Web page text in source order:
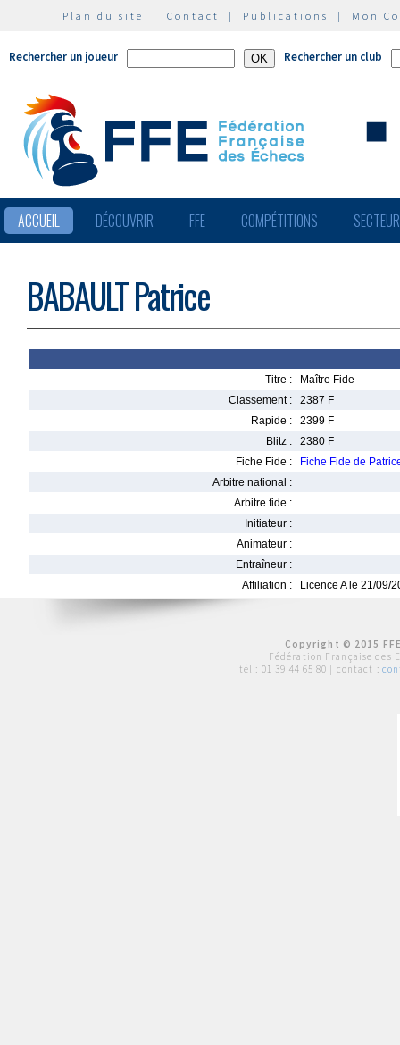
Plan du site | Contact | Publications | Mon
Rechercher un joueur Rechercher un club
ACCUEIL DÉCOUVRIR FFE COMPÉTITIONS
BABAULT Patrice
Titre :
Maître Fide
Classement :
2387 F
Rapide :
2399 F
Blitz :
2380 F
Fiche Fide :
Fiche Fide de
Arbitre national :
Arbitre fide :
Initiateur :
Animateur :
Entraîneur :
Affiliation :
Licence A le 21/09/
Copyright © 2015
Fédération Française des
tél : 01 39 44 65 80 | contact :